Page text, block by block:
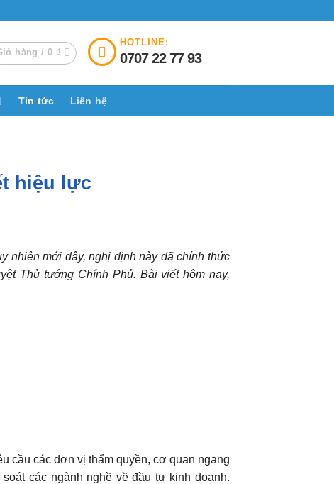
hàng / 0 ₫
HOTLINE:
0707 22 77 93
Tin tức Liên hệ
hiệu lực
nhiên mới đây, nghị định này đã chính thức
Thủ tướng Chính Phủ. Bài viết hôm nay,
cầu các đơn vị thẩm quyền, cơ quan ngang
các ngành nghề về đầu tư kinh doanh.